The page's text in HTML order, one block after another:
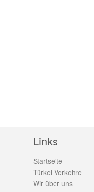
Links
Startseite
Türkei Verkehre
Wir über uns